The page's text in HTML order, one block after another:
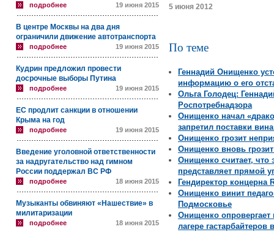
подробнее 19 июня 2015
В центре Москвы на два дня
ограничили движение автотранспорта
подробнее 19 июня 2015
Кудрин предложил провести
досрочные выборы Путина
подробнее 19 июня 2015
ЕС продлит санкции в отношении
Крыма на год
подробнее 19 июня 2015
Введение уголовной ответственности
за надругательство над гимном
России поддержал ВС РФ
подробнее 18 июня 2015
Музыканты обвиняют «Нашествие» в
милитаризации
подробнее 18 июня 2015
5 июня 2012
По теме
Геннадий Онищенко
информацию о его
Ольга Голодец:
Роспотребнадзора
Онищенко начал
запретил поставки
Онищенко грозит
Онищенко вновь
Онищенко считает,
представляет прямой
Гендиректор концерна
Онищенко винит
Подмосковье
Онищенко
лагере гастарбайтеров